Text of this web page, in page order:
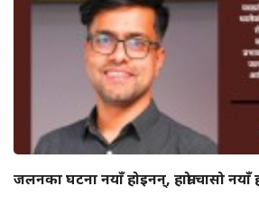
जलनका घटना नयाँ होइनन्, हाम्रो चासो नयाँ